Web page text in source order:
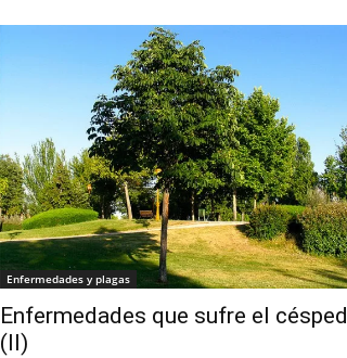
Enfermedades y plagas
Enfermedades que sufre el césped
(II)